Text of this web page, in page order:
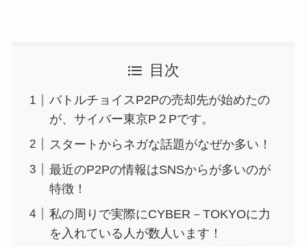
目次
バトルチョイスP2Pの売却先が始めたの
が、サイバー東京P２Pです。
スタートからネガな話題がなぜか多い！
最近のP2Pの情報はSNSからが多いのが
特徴！
私の周りで実際にCYBER－TOKYOに力
を入れている人が数人います！